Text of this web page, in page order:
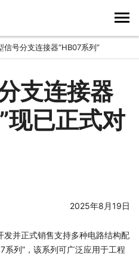
信号分支连接器“HB07系列”
支连接器
现已正式对
2025年8月19日
发并正式销售支持多种电路结构配
系列”，该系列可广泛应用于工程